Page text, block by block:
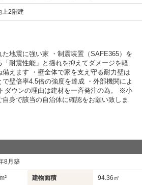
上2階建
た地震に強い家 ・制震装置（SAFE365）を
耐震性能」と揺れを抑えてダメージを軽
えます ・壁全体で家を支え守る耐力壁は
壁倍率4.5倍の強度を達成 ・外部機関によ
ダウンの理由は建材を一斉発注の為。 ※小
身で該当の自治体に確認をお願い致しま
8月築
建物面積 94.36㎡